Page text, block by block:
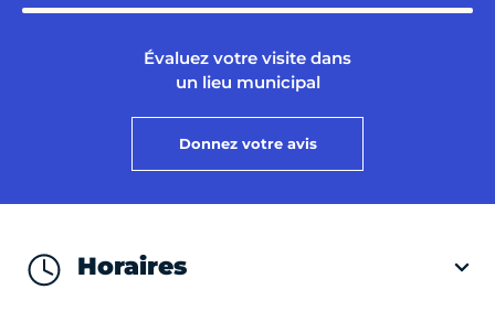
Évaluez votre visite dans
un lieu municipal
Donnez votre avis
Horaires